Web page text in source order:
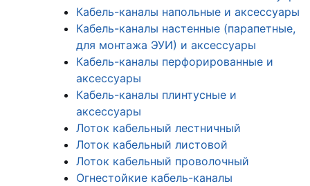
Кабель-каналы напольные и аксессуары
Кабель-каналы настенные (парапетные,
для монтажа ЭУИ) и аксессуары
Кабель-каналы перфорированные и
аксессуары
Кабель-каналы плинтусные и
аксессуары
Лоток кабельный лестничный
Лоток кабельный листовой
Лоток кабельный проволочный
Огнестойкие кабель-каналы